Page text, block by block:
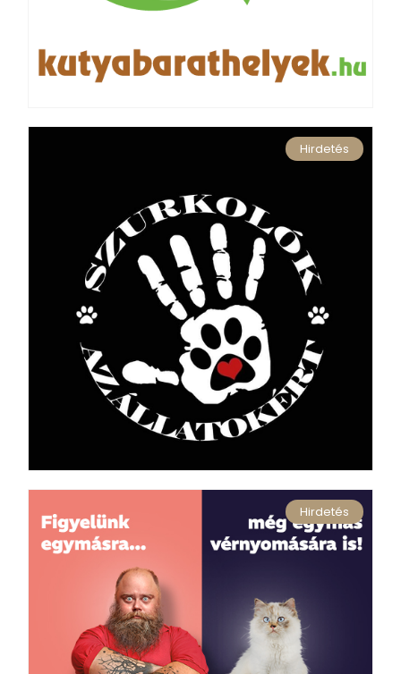
Hirdetés
Hirdetés